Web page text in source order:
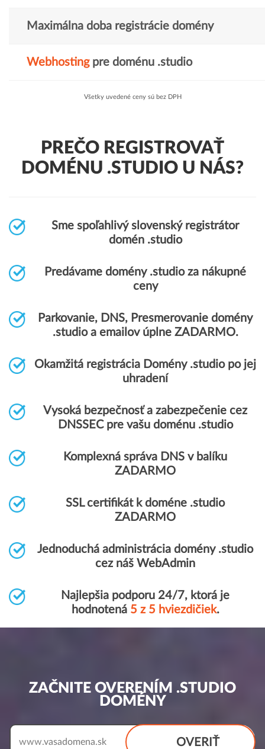
Maximálna doba registrácie domény
Webhostingpre doménu .studio
Všetky uvedené ceny sú bez DPH
PREČO REGISTROVAŤ
DOMÉNU .STUDIO U NÁS?
Sme spoľahlivý slovenský registrátor
domén .studio
Predávame domény .studio za nákupné
ceny
Parkovanie, DNS, Presmerovanie domény
.studio a emailov úplne ZADARMO.
Okamžitá registrácia Domény .studio po jej
uhradení
Vysoká bezpečnosť a zabezpečenie cez
DNSSEC pre vašu doménu .studio
Komplexná správa DNS v balíku
ZADARMO
SSL certifikát k doméne .studio
ZADARMO
Jednoduchá administrácia domény .studio
cez náš WebAdmin
Najlepšia podporu 24/7, ktorá je
hodnotená 5 z 5 hviezdičiek.
ZAČNITE OVERENÍM .STUDIO
DOMÉNY
OVERIŤ
www.